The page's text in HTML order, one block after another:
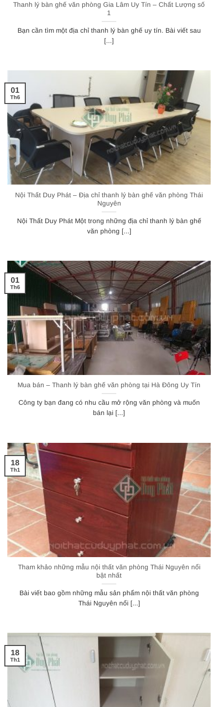
Thanh lý bàn ghế văn phòng Gia Lâm Uy Tín – Chất Lượng số
1
Bạn cần tìm một địa chỉ thanh lý bàn ghế uy tín. Bài viết sau
[...]
Nội Thất Duy Phát – Địa chỉ thanh lý bàn ghế văn phòng Thái
Nguyên
Nội Thất Duy Phát Một trong những địa chỉ thanh lý bàn ghế
văn phòng [...]
01
Th6
Mua bán – Thanh lý bàn ghế văn phòng tại Hà Đông Uy Tín
Công ty bạn đang có nhu cầu mở rộng văn phòng và muốn
bán lại [...]
01
Th6
Tham khảo những mẫu nội thất văn phòng Thái Nguyên nổi
bật nhất
Bài viết bao gồm những mẫu sản phẩm nội thất văn phòng
Thái Nguyên nổi [...]
18
Th1
18
Th1